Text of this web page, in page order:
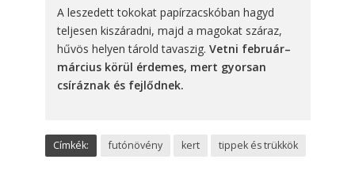
A leszedett tokokat papírzacskóban hagyd
teljesen kiszáradni, majd a magokat száraz,
hűvös helyen tárold tavaszig. Vetni február–
március körül érdemes, mert gyorsan
csíráznak és fejlődnek.
Címkék: futónövény kert tippek és trükkök